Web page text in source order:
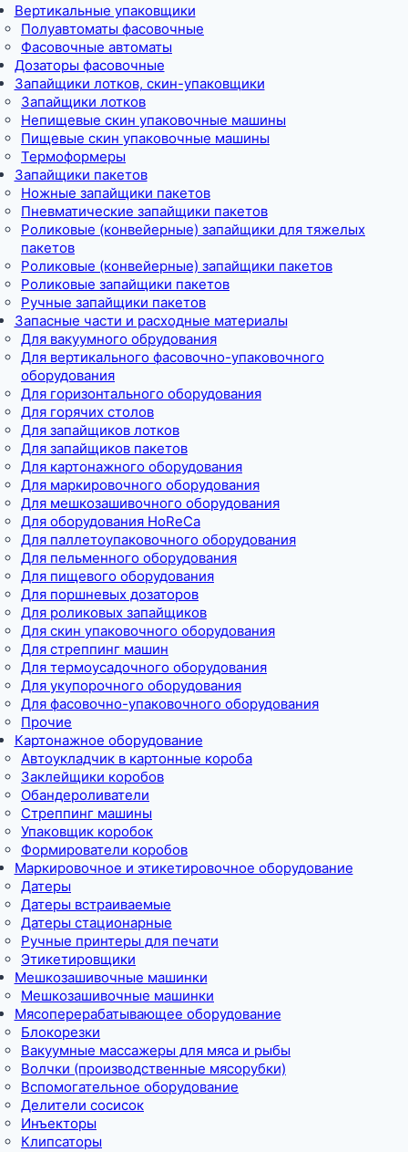
Вертикальные упаковщики
Полуавтоматы фасовочные
Фасовочные автоматы
Дозаторы фасовочные
Запайщики лотков, скин-упаковщики
Запайщики лотков
Непищевые скин упаковочные машины
Пищевые скин упаковочные машины
Термоформеры
Запайщики пакетов
Ножные запайщики пакетов
Пневматические запайщики пакетов
Роликовые (конвейерные) запайщики для тяжелых
пакетов
Роликовые (конвейерные) запайщики пакетов
Роликовые запайщики пакетов
Ручные запайщики пакетов
Запасные части и расходные материалы
Для вакуумного обрудования
Для вертикального фасовочно-упаковочного
оборудования
Для горизонтального оборудования
Для горячих столов
Для запайщиков лотков
Для запайщиков пакетов
Для картонажного оборудования
Для маркировочного оборудования
Для мешкозашивочного оборудования
Для оборудования HoReCa
Для паллетоупаковочного оборудования
Для пельменного оборудования
Для пищевого оборудования
Для поршневых дозаторов
Для роликовых запайщиков
Для скин упаковочного оборудования
Для стреппинг машин
Для термоусадочного оборудования
Для укупорочного оборудования
Для фасовочно-упаковочного оборудования
Прочие
Картонажное оборудование
Автоукладчик в картонные короба
Заклейщики коробов
Обандероливатели
Стреппинг машины
Упаковщик коробок
Формирователи коробов
Маркировочное и этикетировочное оборудование
Датеры
Датеры встраиваемые
Датеры стационарные
Ручные принтеры для печати
Этикетировщики
Мешкозашивочные машинки
Мешкозашивочные машинки
Мясоперерабатывающее оборудование
Блокорезки
Вакуумные массажеры для мяса и рыбы
Волчки (производственные мясорубки)
Вспомогательное оборудование
Делители сосисок
Инъекторы
Клипсаторы